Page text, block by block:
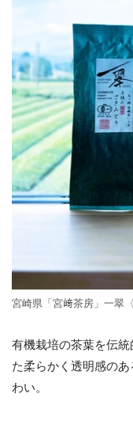
宮崎県「宮﨑茶房」一翠
有機栽培の茶葉を伝
た柔らかく透明感の
わい。